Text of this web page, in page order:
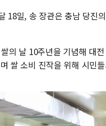
18일, 송 장관은 충남 당진
의 날 10주년을 기념해 대
쌀 소비 진작을 위해 시민